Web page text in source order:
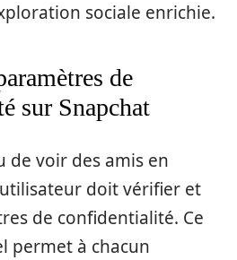
sociale enrichie.
de
sur Snapchat
de voir des amis en
doit vérifier et
de confidentialité. Ce
permet à chacun